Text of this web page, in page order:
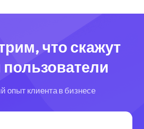
что скажут
опыт клиента в бизнесе